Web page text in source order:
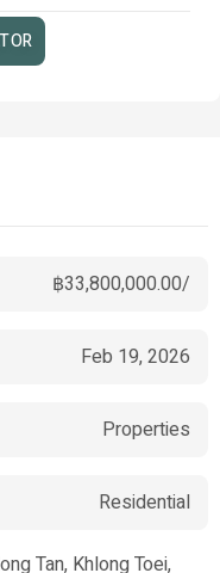
฿33,800,000.00/
Feb 19, 2026
Properties
Residential
Tan, Khlong Toei,